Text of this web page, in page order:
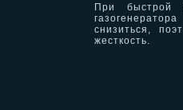
При быстрой
снизиться,
жесткость.